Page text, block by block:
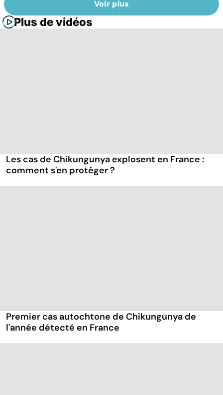
Voir plus
Plus de vidéos
Les cas de Chikungunya explosent en France :
comment s'en protéger ?
Premier cas autochtone de Chikungunya de
l'année détecté en France